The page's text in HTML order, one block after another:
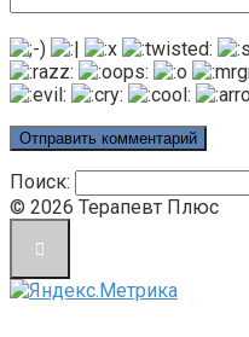
Поиск:
© 2026 Терапевт Плюс